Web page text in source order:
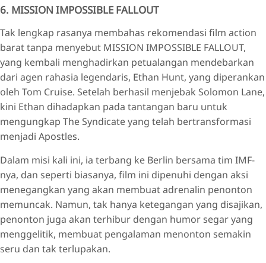
6. MISSION IMPOSSIBLE FALLOUT
Tak lengkap rasanya membahas rekomendasi film action
barat tanpa menyebut MISSION IMPOSSIBLE FALLOUT,
yang kembali menghadirkan petualangan mendebarkan
dari agen rahasia legendaris, Ethan Hunt, yang diperankan
oleh Tom Cruise. Setelah berhasil menjebak Solomon Lane,
kini Ethan dihadapkan pada tantangan baru untuk
mengungkap The Syndicate yang telah bertransformasi
menjadi Apostles.
Dalam misi kali ini, ia terbang ke Berlin bersama tim IMF-
nya, dan seperti biasanya, film ini dipenuhi dengan aksi
menegangkan yang akan membuat adrenalin penonton
memuncak. Namun, tak hanya ketegangan yang disajikan,
penonton juga akan terhibur dengan humor segar yang
menggelitik, membuat pengalaman menonton semakin
seru dan tak terlupakan.